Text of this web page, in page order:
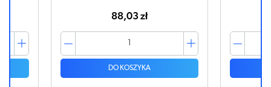
88,03 zł
DO KOSZYKA